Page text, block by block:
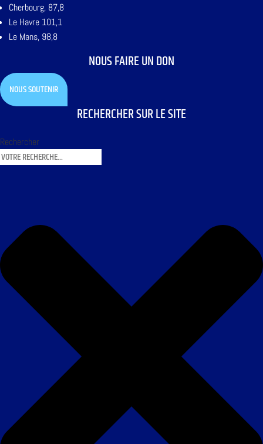
Cherbourg, 87,8
Le Havre 101,1
Le Mans, 98,8
NOUS FAIRE UN DON
NOUS SOUTENIR
RECHERCHER SUR LE SITE
Rechercher